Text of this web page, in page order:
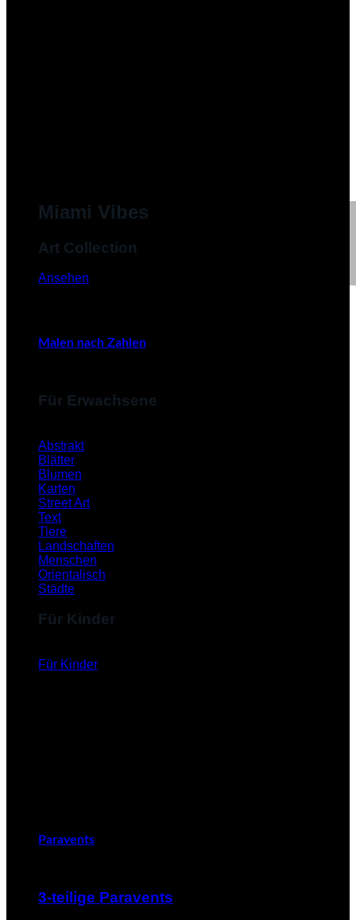
Miami Vibes
Art Collection
Ansehen
Malen nach Zahlen
Für Erwachsene
Abstrakt
Blätter
Blumen
Karten
Street Art
Text
Tiere
Landschaften
Menschen
Orientalisch
Städte
Für Kinder
Für Kinder
Paravents
3-teilige Paravents